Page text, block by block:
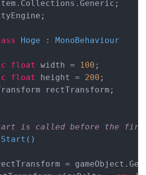
Hoge :
MonoBehaviour
float width = 100 ;
float height = 200 ;
rectTransform;
is called before the first
Start ( )
=